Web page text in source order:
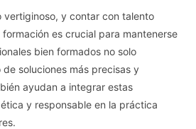
vertiginoso, y contar con talento
es crucial para mantenerse
bien formados no solo
soluciones más precisas y
ayudan a integrar estas
y responsable en la práctica